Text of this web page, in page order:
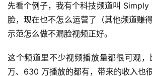
先看个例子，我有个科技频道叫 Simply
脸，现在也不怎么运营了（其他频道赚
示范怎么做不漏脸视频正好。
这个频道里不少视频播放量都很可观
万、630 万播放的都有，带来的收入也很